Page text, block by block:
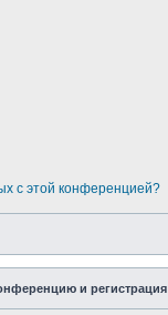
с этой конференцией?
и регистрация